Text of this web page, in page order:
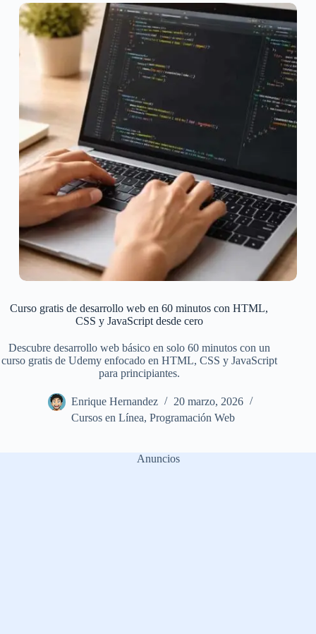
Curso gratis de desarrollo web en 60 minutos con HTML,
CSS y JavaScript desde cero
Descubre desarrollo web básico en solo 60 minutos con un
curso gratis de Udemy enfocado en HTML, CSS y JavaScript
para principiantes.
Enrique Hernandez
20 marzo, 2026
Cursos en Línea,Programación Web
Anuncios